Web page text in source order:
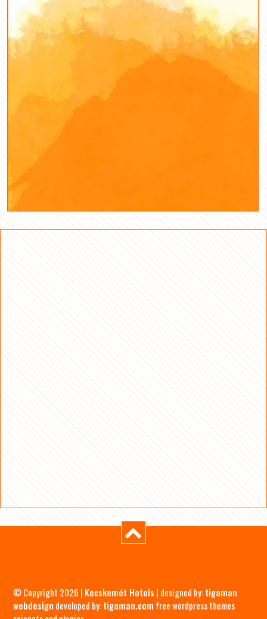
© Copyright 2026 | Kecskemét Hotels | designed by:tigaman
webdesign developed by:tigaman.com free wordpress themes